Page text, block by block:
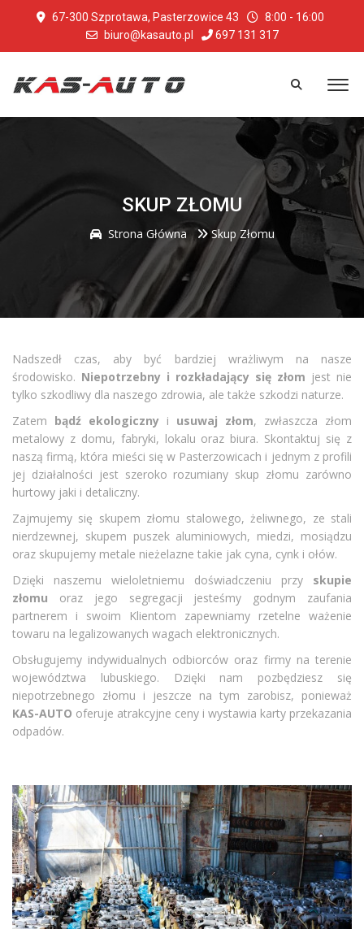
67-300 Szprotawa, Pasterzowice 43
8:00 - 16:00
biuro@kasauto.pl
697 131 317
SKUP ZŁOMU
Strona Główna Skup Złomu
Nadszedł czas, aby być bardziej wrażliwym na nasze
środowisko. Niepotrzebny i rozkładający się złom jest nie
tylko szkodliwy dla naszego zdrowia, ale także szkodzi naturze.
Zatem bądź ekologiczny i usuwaj złom, zwłaszcza złom
metalowy z domu, fabryki, lokalu oraz biura. Skontaktuj się z
naszą firmą, która mieści się w Pasterzowicach i jednym z profili
jej działalności jest szeroko rozumiany skup złomu zarówno
hurtowy jaki i detaliczny.
Zajmujemy się skupem złomu stalowego, żeliwnego, ze stali
nierdzewnej, skupem puszek aluminiowych, miedzi, mosiądzu
oraz skupujemy metale nieżelazne takie jak cyna, cynk i ołów.
Dzięki naszemu wieloletniemu doświadczeniu przy skupie
złomu oraz jego segregacji jesteśmy godnym zaufania
partnerem i swoim Klientom zapewniamy rzetelne ważenie
towaru na legalizowanych wagach elektronicznych.
Obsługujemy indywidualnych odbiorców oraz firmy na terenie
województwa lubuskiego. Dzięki nam pozbędziesz się
niepotrzebnego złomu i jeszcze na tym zarobisz, ponieważ
KAS-AUTO oferuje atrakcyjne ceny i wystawia karty przekazania
odpadów.